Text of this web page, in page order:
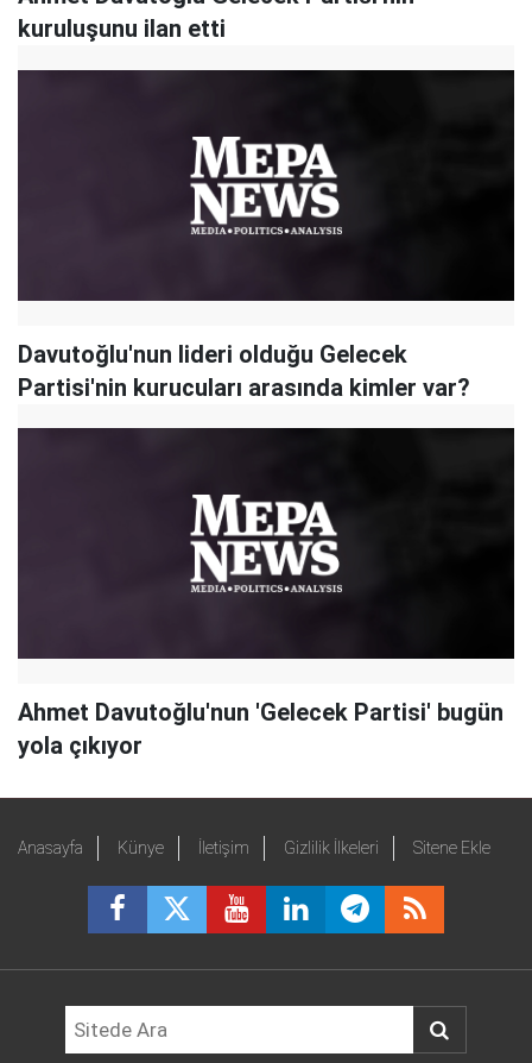
kuruluşunu ilan etti
Davutoğlu'nun lideri olduğu Gelecek
Partisi'nin kurucuları arasında kimler var?
Ahmet Davutoğlu'nun 'Gelecek Partisi' bugün
yola çıkıyor
Anasayfa Künye İletişim Gizlilik İlkeleri Sitene Ekle